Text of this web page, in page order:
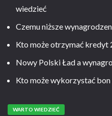
wiedzieć
Czemu niższe
Kto może otrzymać kredyt
Nowy Polski Ład a
Kto może wykorzystać
WARTO WIEDZIEĆ